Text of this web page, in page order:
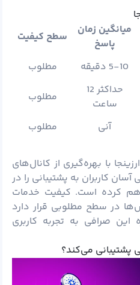
میانگین زمان
پاسخ
سطح کیفیت
5-10 دقیقه
مطلوب
حداکثر 12
ساعت
مطلوب
آنی مطلوب
با بهره‌گیری از کانال‌های
کاربران به پشتیبانی را در
کرده است. کیفیت خدمات
در سطح مطلوبی قرار دارد
صرافی به تجربه کاربری
پشتیبانی می‌کند؟